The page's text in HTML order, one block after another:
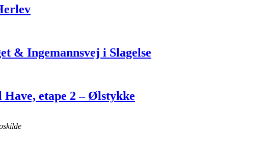
& Ingemannsvej i Slagelse
Have, etape 2 – Ølstykke